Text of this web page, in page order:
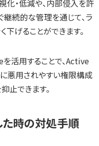
化・低減や、内部侵入を許
継続的な管理を通じて、ラ
げることができます。
活用することで、Active
悪用されやすい権限構成
止できます。
た時の対処手順